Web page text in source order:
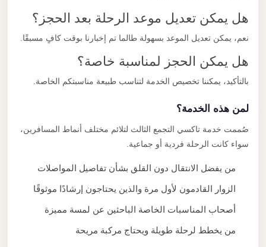
هل يمكن تعديل موعد الرحلة بعد الحجز؟
نعم، يمكن تعديل الموعد بسهولة طالما تم إخبارنا بوقت كافٍ مسبقًا.
هل يمكن الحجز لمناسبة خاصة؟
بالتأكيد، يمكننا تخصيص الخدمة لتناسب طبيعة مناسبتكم الخاصة.
لمن هذه الخدمة؟
صُممت خدمة تاكسي التجمع الثالث لتلائم مختلف أنماط المسافرين،
سواء كانت الرحلة فردية أو جماعية.
من يفضل الانتقال دون القلق بشأن تفاصيل المواصلات
الزوار القادمون لأول مرة والذين يحتاجون إرشادًا موثوقًا
أصحاب المناسبات الخاصة الباحثين عن لمسة مميزة
من يخطط لرحلة طويلة ويحتاج مركبة مريحة